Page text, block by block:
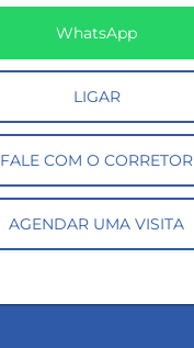
WhatsApp
LIGAR
FALE COM O CORRETOR
AGENDAR UMA VISITA